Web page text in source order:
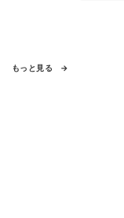
もっと見る